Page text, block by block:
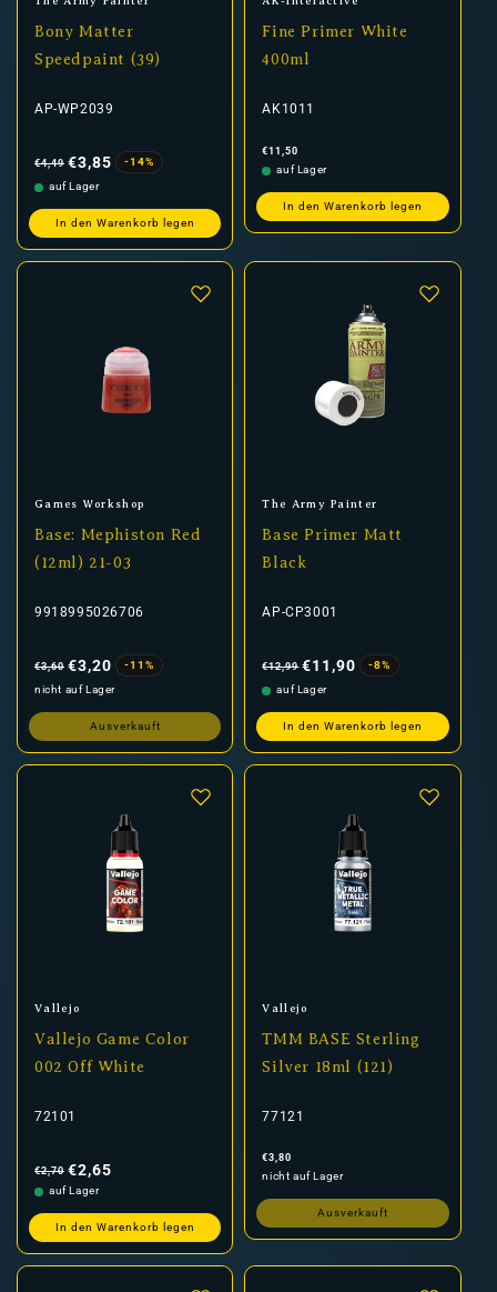
Bony Matter
Speedpaint (39)
AP-WP2039
Preis
€4,49 €3,85
-14%
auf Lager
In den Warenkorb legen
Fine Primer White
400ml
AK1011
Normaler
Preis
€11,50
auf Lager
In den Warenkorb legen
Anbieter:
Games Workshop
Base: Mephiston Red
(12ml) 21-03
9918995026706
Preis
€3,60 €3,20
-11%
nicht auf Lager
Ausverkauft
Anbieter:
The Army Painter
Base Primer Matt
Black
AP-CP3001
Preis
€12,99 €11,90
-8%
auf Lager
In den Warenkorb legen
Anbieter:
Vallejo
Vallejo Game Color
002 Off White
72101
Preis
€2,70 €2,65
auf Lager
In den Warenkorb legen
Anbieter:
Vallejo
TMM BASE Sterling
Silver 18ml (121)
77121
Normaler
Preis
€3,80
nicht auf Lager
Ausverkauft